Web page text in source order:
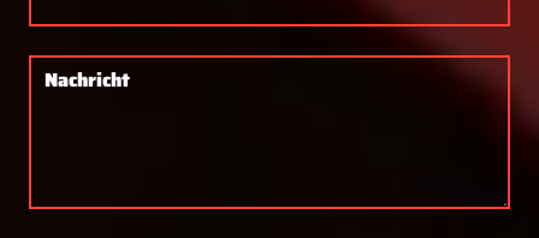
Nachricht